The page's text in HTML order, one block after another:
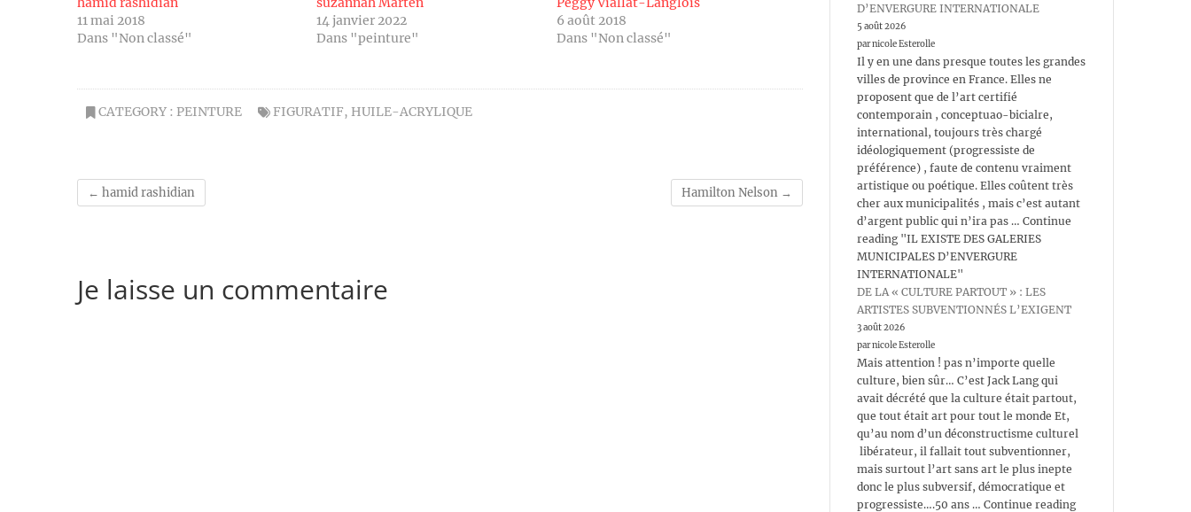
11 mai 2018
Dans "Non classé"
14 janvier 2022
Dans "peinture"
6 août 2018
Dans "Non classé"
CATEGORY : PEINTURE FIGURATIF, HUILE-ACRYLIQUE
← hamid rashidian Hamilton Nelson →
Je laisse un commentaire
D’ENVERGURE INTERNATIONALE
5 août 2026
par nicole Esterolle
Il y en une dans presque toutes les grandes
villes de province en France. Elles ne
proposent que de l’art certifié
contemporain , conceptuao-bicialre,
international, toujours très chargé
idéologiquement (progressiste de
préférence) , faute de contenu vraiment
artistique ou poétique. Elles coûtent très
cher aux municipalités , mais c’est autant
d’argent public qui n’ira pas … Continue
reading "IL EXISTE DES GALERIES
MUNICIPALES D’ENVERGURE
INTERNATIONALE"
DE LA « CULTURE PARTOUT » : LES
ARTISTES SUBVENTIONNÉS L’EXIGENT
3 août 2026
par nicole Esterolle
Mais attention ! pas n’importe quelle
culture, bien sûr… C’est Jack Lang qui
avait décrété que la culture était partout,
que tout était art pour tout le monde Et,
qu’au nom d’un déconstructisme culturel
libérateur, il fallait tout subventionner,
mais surtout l’art sans art le plus inepte
donc le plus subversif, démocratique et
progressiste….50 ans … Continue reading